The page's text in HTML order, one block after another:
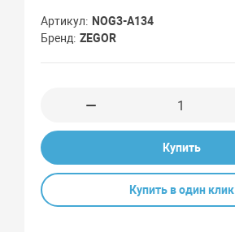
Артикул
NOG3-A134
Бренд ZEGOR
Купить
Купить в один клик